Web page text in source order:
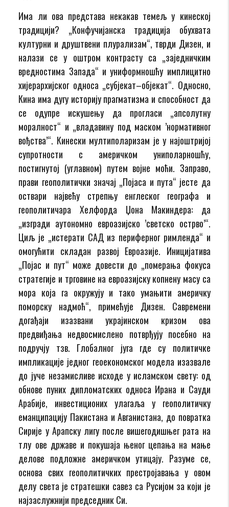
Има ли ова представа некакав темељ у кинеској
традицији? „Конфучијанска традиција обухвата
културни и друштвени плурализам“, тврди Дизен, и
налази се у оштром контрасту са „заједничким
вредностима Запада“ и униформношћу имплицитно
хијерархијског односа „субјекат–објекат“. Односно,
Кина има дугу историју прагматизма и способност да
се одупре искушењу да прогласи „апсолутну
моралност“ и „владавину под маском ’нормативног
вођства’“. Кинески мултиполаризам је у најоштријој
супротности с америчком униполарношћу,
постигнутој (углавном) путем војне моћи. Заправо,
прави геополитички значај „Појаса и пута“ јесте да
оствари највећу стрепњу енглеског географа и
геополитичара Хелфорда Џона Макиндера: да
„изгради аутономно евроазијско ’светско острво’“.
Циљ је „истерати САД из периферног римленда“ и
омогућити складан развој Евроазије. Иницијатива
„Појас и пут“ може довести до „померања фокуса
стратегије и трговине на евроазијску копнену масу са
мора која га окружују и тако умањити америчку
поморску надмоћ“, примећује Дизен. Савремени
догађаји изазвани украјинском кризом ова
предвиђања недвосмислено потврђују посебно на
подручју тзв. Глобалног југа где су политичке
импликације једног геоекономског модела изазвале
до јуче незамисливе исходе у исламском свету: од
обнове пуних дипломатских односа Ирана и Сауди
Арабије, инвестиционих улагаља у геополитичку
еманципацију Пакистана и Авганистана, до повратка
Сирије у Арапску лигу после вишегодишњег рата на
тлу ове државе и покушаја њеног цепања на мање
делове подложне америчком утицају. Разуме се,
основа свих геополитичких престројавања у овом
делу света је стратешки савез са Русијом за који је
најзаслужнији председник Си.